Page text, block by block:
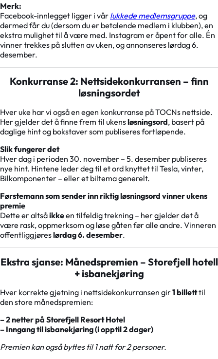
Merk:
Facebook-innlegget ligger i vår lukkede medlemsgruppe, og
dermed får du (dersom du er betalende medlem i klubben), en
ekstra mulighet til å være med. Instagram er åpent for alle. Én
vinner trekkes på slutten av uken, og annonseres lørdag 6.
desember.
Konkurranse 2: Nettsidekonkurransen – finn
løsningsordet
Hver uke har vi også en egen konkurranse på TOCNs nettside.
Her gjelder det å finne frem til ukensløsningsord, basert på
daglige hint og bokstaver som publiseres fortløpende.
Slik fungerer det
Hver dag i perioden 30. november – 5. desember publiseres
nye hint. Hintene leder deg til et ord knyttet til Tesla, vinter,
Bilkomponenter – eller et biltema generelt.
Førstemann som sender inn riktig løsningsord vinner ukens
premie
Dette er altsåikkeen tilfeldig trekning – her gjelder det å
være rask, oppmerksom og løse gåten før alle andre. Vinneren
offentliggjøreslørdag 6. desember.
Ekstra sjanse: Månedspremien – Storefjell hotell
+ isbanekjøring
Hver korrekte gjetning i nettsidekonkurransen gir1 billetttil
den store månedspremien:
– 2 netter på Storefjell Resort Hotel
– Inngang til isbanekjøring (i opptil 2 dager)
Premien kan også byttes til 1 natt for 2 personer.